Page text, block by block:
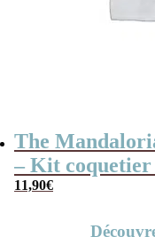
The
– Kit coquetier
coupe-pain
11,90€